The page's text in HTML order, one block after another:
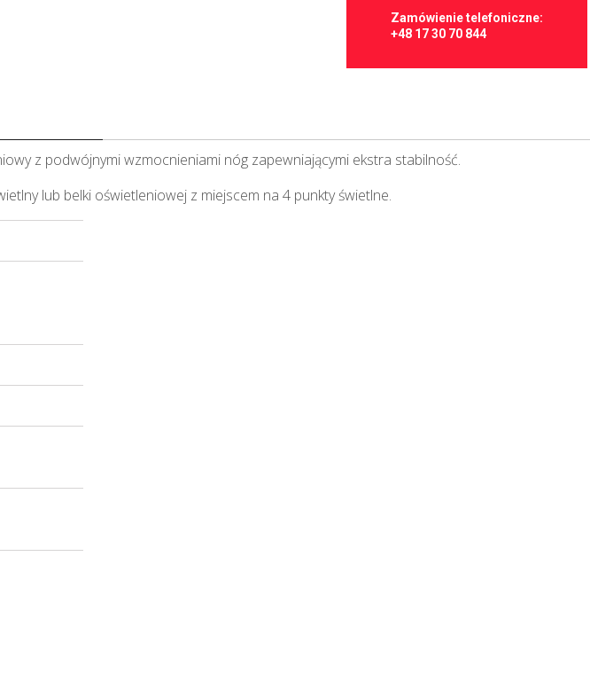
Zamówienie telefoniczne:
+48 17 30 70 844
z podwójnymi wzmocnieniami nóg zapewniającymi ekstra stabilność.
lub belki oświetleniowej z miejscem na 4 punkty świetlne.